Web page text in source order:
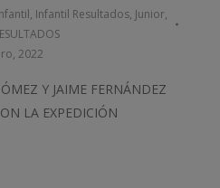
, Infantil Resultados, Junior,
2022
Y JAIME FERNÁNDEZ
LA EXPEDICIÓN